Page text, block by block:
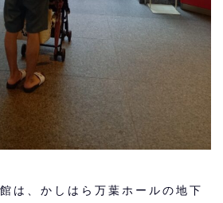
は、かしはら万葉ホールの地下